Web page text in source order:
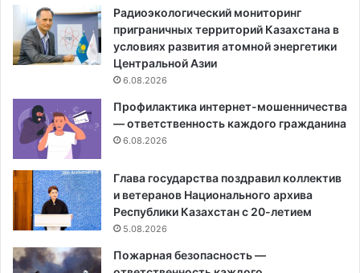
Радиоэкологический мониторинг
приграничных территорий Казахстана в
условиях развития атомной энергетики
Центральной Азии
6.08.2026
Профилактика интернет-мошенничества
— ответственность каждого гражданина
6.08.2026
Глава государства поздравил коллектив
и ветеранов Национального архива
Республики Казахстан с 20-летием
5.08.2026
Пожарная безопасность —